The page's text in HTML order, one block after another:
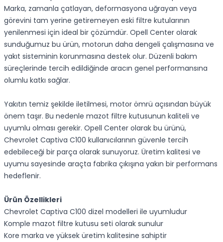
Marka, zamanla çatlayan, deformasyona uğrayan veya
görevini tam yerine getiremeyen eski filtre kutularının
yenilenmesi için ideal bir çözümdür. Opell Center olarak
sunduğumuz bu ürün, motorun daha dengeli çalışmasına ve
yakıt sisteminin korunmasına destek olur. Düzenli bakım
süreçlerinde tercih edildiğinde aracın genel performansına
olumlu katkı sağlar.
Yakıtın temiz şekilde iletilmesi, motor ömrü açısından büyük
önem taşır. Bu nedenle mazot filtre kutusunun kaliteli ve
uyumlu olması gerekir. Opell Center olarak bu ürünü,
Chevrolet Captiva C100 kullanıcılarının güvenle tercih
edebileceği bir parça olarak sunuyoruz. Üretim kalitesi ve
uyumu sayesinde araçta fabrika çıkışına yakın bir performans
hedeflenir.
Ürün Özellikleri
Chevrolet Captiva C100 dizel modelleri ile uyumludur
Komple mazot filtre kutusu seti olarak sunulur
Kore marka ve yüksek üretim kalitesine sahiptir